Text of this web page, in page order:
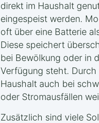
direkt im Haushalt
eingespeist werden.
oft über eine Batterie
Diese speichert
bei Bewölkung oder in
Verfügung steht.
Haushalt auch bei
oder Stromausfällen
Zusätzlich sind viele